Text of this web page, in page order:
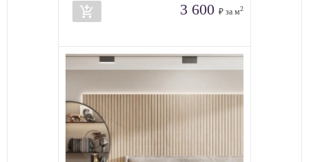
add_shopping_cart 3 600 ₽ за м2